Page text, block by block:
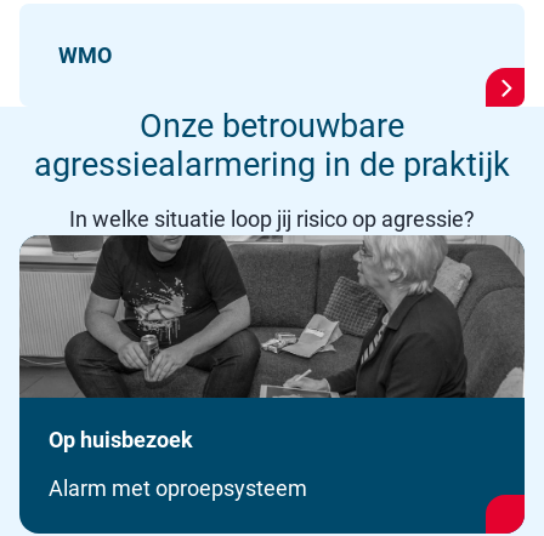
WMO
Onze betrouwbare
agressiealarmering in de praktijk
In welke situatie loop jij risico op agressie?
Op huisbezoek
Alarm met oproepsysteem